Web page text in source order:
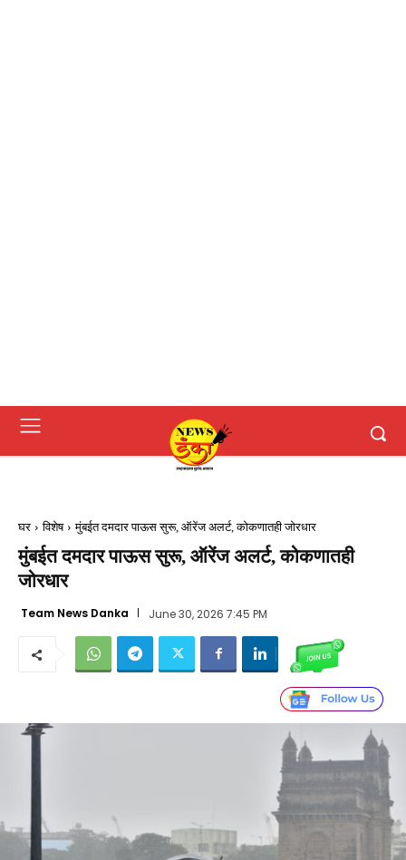
घर विशेष मुंबईत दमदार पाऊस सुरू, ऑरेंज अलर्ट, कोकणातही जोरधार
मुंबईत दमदार पाऊस सुरू, ऑरेंज अलर्ट, कोकणातही
जोरधार
Team News Danka June 30, 2026 7:45 PM